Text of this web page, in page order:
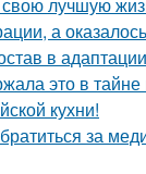
а
в
это в тайне
кухни!
за